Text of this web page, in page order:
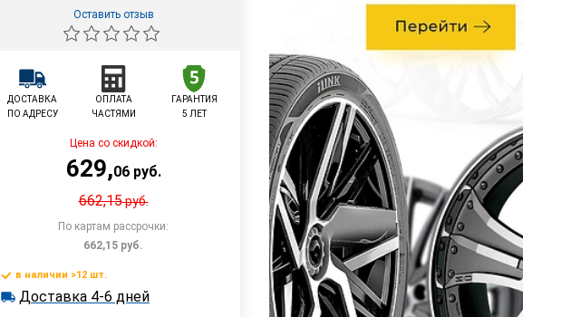
Оставить отзыв
ДОСТАВКА
ПО АДРЕСУ
ОПЛАТА
ЧАСТЯМИ
ГАРАНТИЯ
5 ЛЕТ
Цена со скидкой:
629,06руб.
662,15руб.
По картам рассрочки:
662,15 руб.
В корзину
в наличии >12 шт.
в наличии >12 шт.
Доставка 4-6 дней